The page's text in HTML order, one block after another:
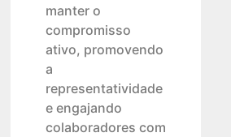
manter o
compromisso
ativo, promovendo
a
representatividade
e engajando
colaboradores com